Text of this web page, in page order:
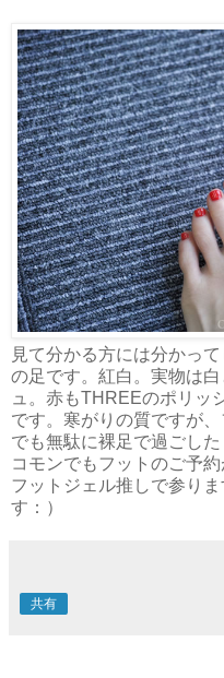
見て分かる方には分かっ
の足です。紅白。実物は
ュ。赤もTHREEのポリッ
です。寒がりの質ですが
でも無駄に裸足で過ごし
コモンでもフットのご予
フットジェル推しで参り
す：）
共有